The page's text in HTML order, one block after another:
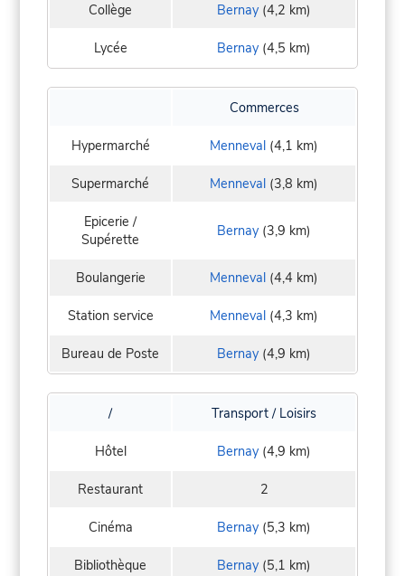
Collège Bernay (4,2 km)
Lycée Bernay (4,5 km)
Commerces
Hypermarché Menneval (4,1 km)
Supermarché Menneval (3,8 km)
Epicerie /
Supérette
Bernay (3,9 km)
Boulangerie Menneval (4,4 km)
Station service Menneval (4,3 km)
Bureau de Poste Bernay (4,9 km)
/ Transport / Loisirs
Hôtel Bernay (4,9 km)
Restaurant 2
Cinéma Bernay (5,3 km)
Bibliothèque Bernay (5,1 km)